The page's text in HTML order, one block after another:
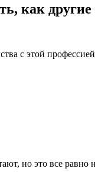
как другие
с этой
но это все равно